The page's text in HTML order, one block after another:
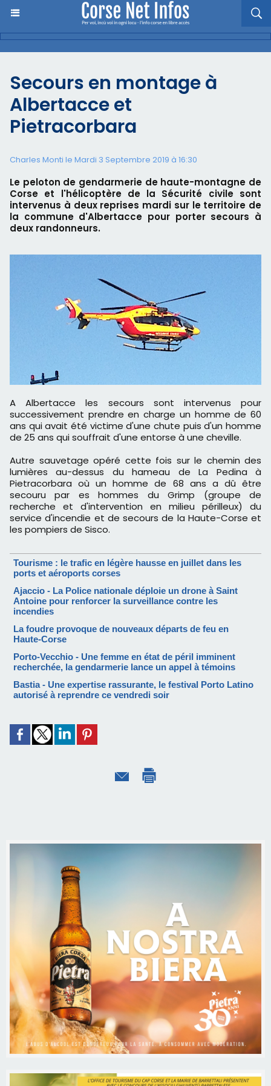
Secours en montage à
Albertacce et
Pietracorbara
Charles Monti le Mardi 3 Septembre 2019 à 16:30
Le peloton de gendarmerie de haute-montagne de
Corse et l'hélicoptère de la Sécurité civile sont
intervenus à deux reprises mardi sur le territoire de
la commune d'Albertacce pour porter secours à
deux randonneurs.
A Albertacce les secours sont intervenus pour
successivement prendre en charge un homme de 60
ans qui avait été victime d'une chute puis d'un homme
de 25 ans qui souffrait d'une entorse à une cheville.
Autre sauvetage opéré cette fois sur le chemin des
lumières au-dessus du hameau de La Pedina à
Pietracorbara où un homme de 68 ans a dû être
secouru par es hommes du Grimp (groupe de
recherche et d'intervention en milieu périlleux) du
service d'incendie et de secours de la Haute-Corse et
les pompiers de Sisco.
Tourisme : le trafic en légère hausse en juillet dans les
ports et aéroports corses
Ajaccio - La Police nationale déploie un drone à Saint
Antoine pour renforcer la surveillance contre les
incendies
La foudre provoque de nouveaux départs de feu en
Haute-Corse
Porto-Vecchio - Une femme en état de péril imminent
recherchée, la gendarmerie lance un appel à témoins
Bastia - Une expertise rassurante, le festival Porto Latino
autorisé à reprendre ce vendredi soir